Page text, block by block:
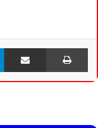
Telegram Share via Email